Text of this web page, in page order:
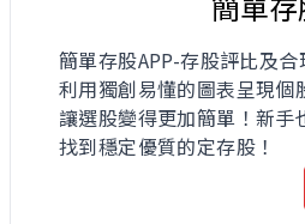
簡單存股APP-存股評比及合
利用獨創易懂的圖表呈現個
讓選股變得更加簡單！新手
找到穩定優質的定存股！